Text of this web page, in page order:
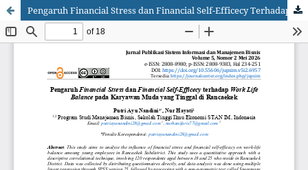
Pengaruh Financial Stress dan Financial Self-Efficecy Terhadap Work Life Balance pada Karyawan Muda yang Tinggal di Rancaekek